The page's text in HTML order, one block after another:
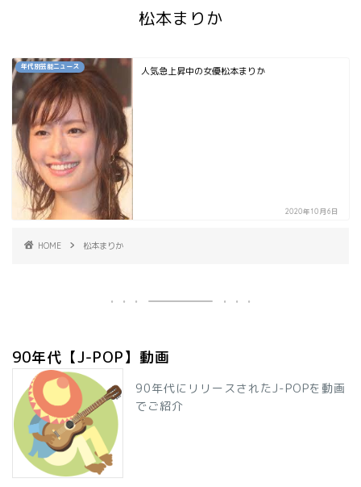
松本まりか
年代別芸能ニュース 人気急上昇中の女優松本まりか
2020年10月6日
HOME 松本まりか
90年代【J-POP】動画
90年代にリリースされたJ-POPを動画
でご紹介